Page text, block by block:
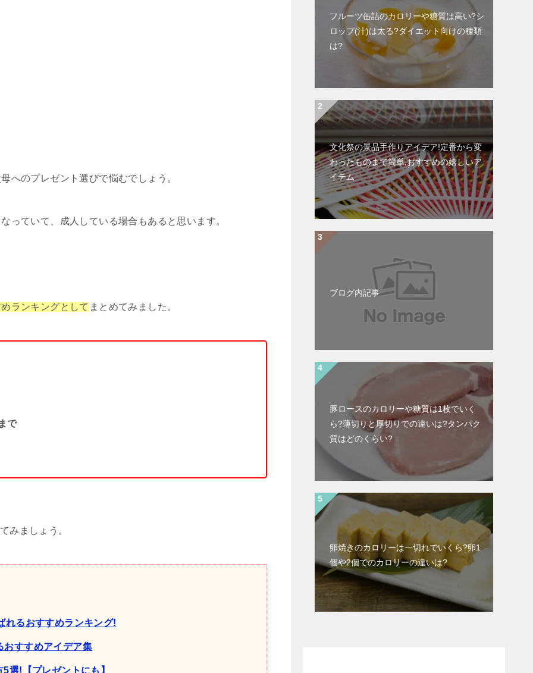
へのプレゼント選びで悩むでしょう。
っていて、成人している場合もあると思います。
ランキングとして まとめてみました。
で
みましょう。
れるおすすめランキング!
おすすめアイデア集
選!【プレゼントにも】
フルーツ缶詰のカロリーや糖質は高い?シ
ロップ(汁)は太る?ダイエット向けの種類
は?
文化祭の景品手作りアイデア!定番から変
わったものまで簡単,おすすめの嬉しいア
イテム
ブログ内記事
豚ロースのカロリーや糖質は1枚でいく
ら?薄切りと厚切りでの違いは?タンパク
質はどのくらい?
卵焼きのカロリーは一切れでいくら?卵1
個や2個でのカロリーの違いは?